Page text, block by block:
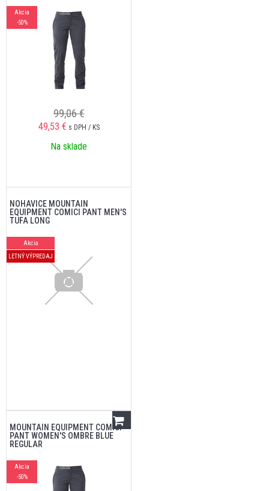
Akcia
-50%
99,06 €
49,53 € s DPH / KS
Na sklade
NOHAVICE MOUNTAIN
EQUIPMENT COMICI PANT MEN'S
TUFA LONG
Akcia
LETNÝ VÝPREDAJ
MOUNTAIN EQUIPMENT COMICI
PANT WOMEN'S OMBRE BLUE
REGULAR
Akcia
-50%